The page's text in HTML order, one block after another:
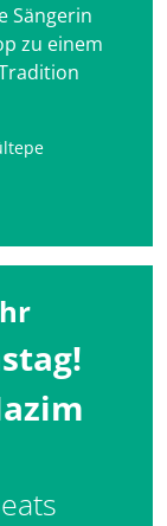
Sängerin
zu einem